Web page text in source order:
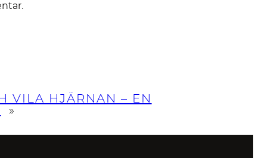
VILA HJÄRNAN – EN
»